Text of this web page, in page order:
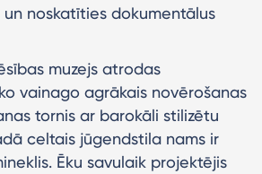
noskatīties dokumentālus
muzejs atrodas
vainago agrākais novērošanas
tornis ar barokāli stilizētu
celtais jūgendstila nams ir
Ēku savulaik projektējis